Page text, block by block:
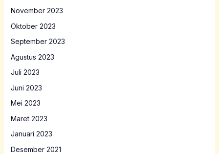
November 2023
Oktober 2023
September 2023
Agustus 2023
Juli 2023
Juni 2023
Mei 2023
Maret 2023
Januari 2023
Desember 2021